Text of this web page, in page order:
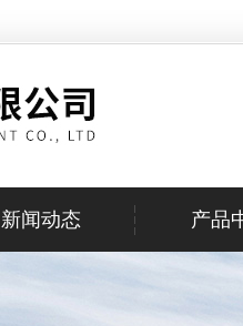
新闻动态 产品